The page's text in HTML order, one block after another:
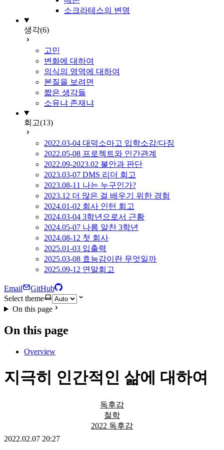
소크라테스의 변명
생각(6)
고민
변화에 대하여
의식의 영역에 대하여
본질을 보려면
짧은 생각들
소유냐 존재냐
회고(13)
2022.03-04 대덕소마고 입학소감/다짐
2022.05-08 프로젝트와 인간관계
2022.09-2023.02 불안과 판단
2023.03-07 DMS 리더 회고
2023.08-11 나는 누구인가?
2023.12 더 많은 걸 배우기 위한 경험
2024.01-02 회사 인턴 회고
2024.03-04 3학년으로서 근황
2024.05-07 나름 알찬 3학년
2024.08-12 첫 회사
2025.01-03 입출력
2025.03-08 효능감이란 무엇일까
2025.09-12 연말회고
Email
GitHub
Select theme
On this page
On this page
Overview
지극히 인간적인 삶에 대하여
독후감
철학
2022 독후감
2022.02.07 20:27